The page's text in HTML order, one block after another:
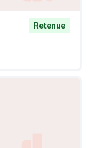
Retenue